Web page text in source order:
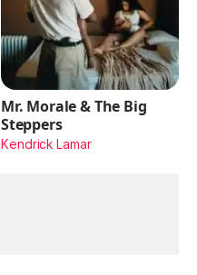
Mr. Morale & The Big
Steppers
Kendrick Lamar